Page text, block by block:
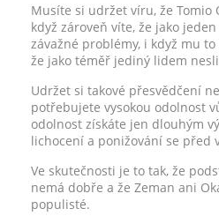
Musíte si udržet víru, že Tomio
když zároveň víte, že jako
závažné problémy, i když mu
že jako téměř jediný lidem
Udržet si takové přesvědčení
potřebujete vysokou odolnost
odolnost získáte jen dlouhým
lichocení a ponižování se před
Ve skutečnosti je to tak, že
nemá dobře a že Zeman ani
populisté.